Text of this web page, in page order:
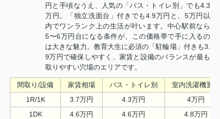
円と手頃なうえ、人気の「バス・トイレ別」でも4.3
万円。「独立洗面台」付きでも4.9万円と、5万円以
内でワンランク上の生活が叶います。中心駅前なら
5〜6万円台になる条件が、この価格帯で手に入るの
は大きな魅力。教育大生に必須の「駐輪場」付きも3.
9万円で確保しやすく、家賃と設備のバランスが最も
取りやすい穴場のエリアです。
間取り/設備 家賃相場 バス・トイレ別
室内洗濯機置場
1R/1K
3.7万円 4.3万円
4万円
1DK
4.6万円 4.6万円
4.8万円